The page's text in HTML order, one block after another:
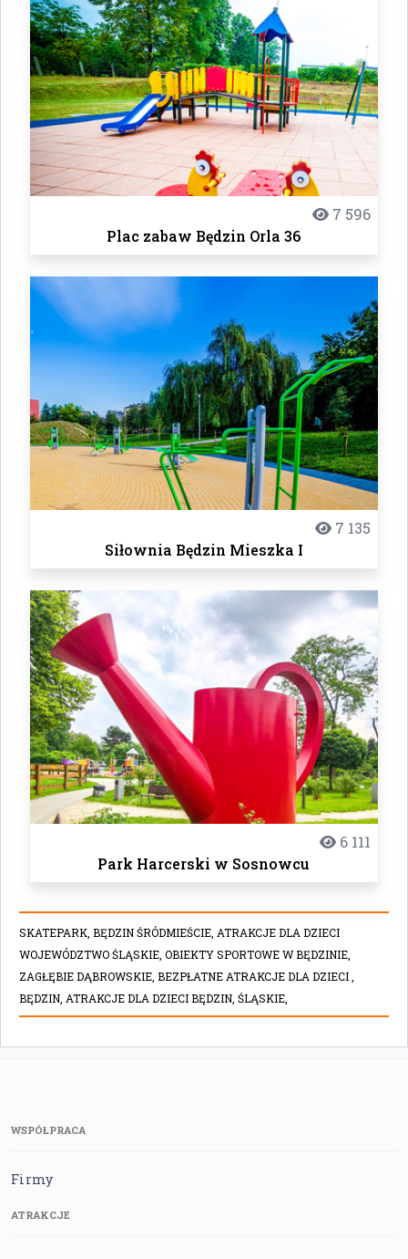
7 596
Plac zabaw Będzin Orla 36
7 135
Siłownia Będzin Mieszka I
6 111
Park Harcerski w Sosnowcu
SKATEPARK, BĘDZIN ŚRÓDMIEŚCIE, ATRAKCJE DLA DZIECI
WOJEWÓDZTWO ŚLĄSKIE, OBIEKTY SPORTOWE W BĘDZINIE,
ZAGŁĘBIE DĄBROWSKIE, BEZPŁATNE ATRAKCJE DLA DZIECI ,
BĘDZIN, ATRAKCJE DLA DZIECI BĘDZIN, ŚLĄSKIE,
WSPÓŁPRACA
Firmy
ATRAKCJE